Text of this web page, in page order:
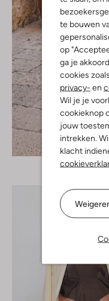
te bouwen
op
ga je
cookies
privacy- en
Wil je je
cookieknop
jouw
intrekken.
klacht
Ontdek de